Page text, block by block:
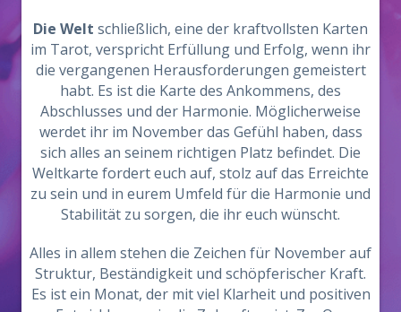
Die Welt schließlich, eine der kraftvollsten Karten
im Tarot, verspricht Erfüllung und Erfolg, wenn ihr
die vergangenen Herausforderungen gemeistert
habt. Es ist die Karte des Ankommens, des
Abschlusses und der Harmonie. Möglicherweise
werdet ihr im November das Gefühl haben, dass
sich alles an seinem richtigen Platz befindet. Die
Weltkarte fordert euch auf, stolz auf das Erreichte
zu sein und in eurem Umfeld für die Harmonie und
Stabilität zu sorgen, die ihr euch wünscht.
Alles in allem stehen die Zeichen für November auf
Struktur, Beständigkeit und schöpferischer Kraft.
Es ist ein Monat, der mit viel Klarheit und positiven